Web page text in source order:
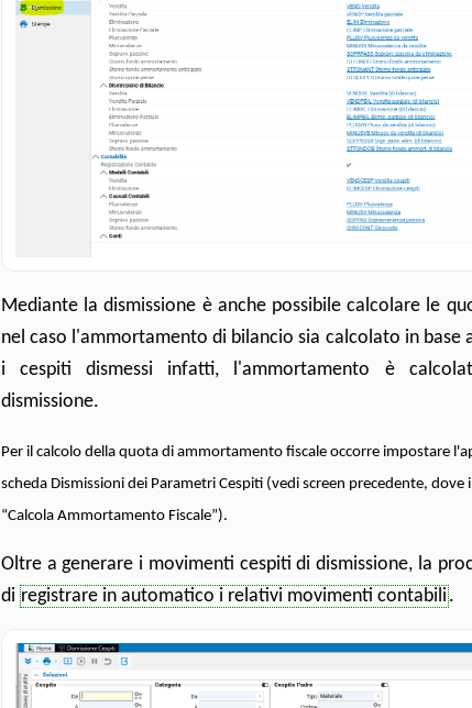
Mediante la dismissione è anche possibile calcolare le
nel caso l'ammortamento di bilancio sia calcolato in base
i cespiti dismessi infatti, l'ammortamento è
dismissione.
Per il calcolo della quota di ammortamento fiscale occorre impostare
scheda Dismissioni dei Parametri Cespiti (vedi screen precedente,
“Calcola Ammortamento Fiscale”).
Oltre a generare i movimenti cespiti di dismissione, la
di registrare in automatico i relativi movimenti contabili.